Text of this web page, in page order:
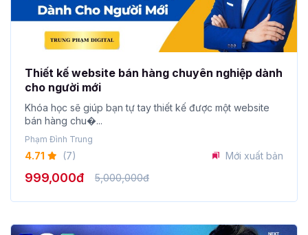
Thiết kế website bán hàng chuyên nghiệp dành
cho người mới
Khóa học sẽ giúp bạn tự tay thiết kế được một website
bán hàng chu�...
Phạm Đình Trung
4.71 (7) Mới xuất bản
999,000đ 5,000,000đ